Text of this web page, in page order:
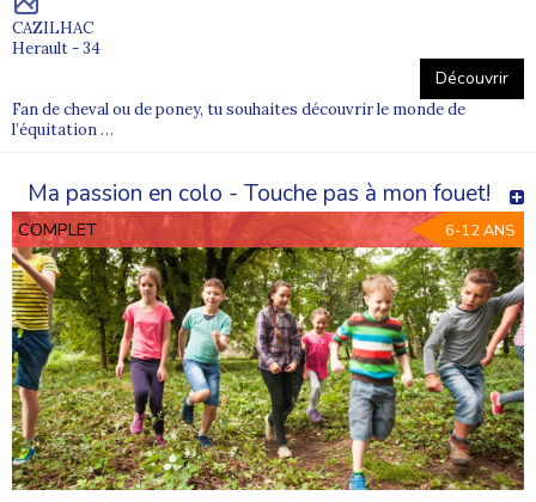
CAZILHAC
Herault - 34
Découvrir
Fan de cheval ou de poney, tu souhaites découvrir le monde de
l’équitation …
Ma passion en colo - Touche pas à mon fouet!
COMPLET 6-12 ANS